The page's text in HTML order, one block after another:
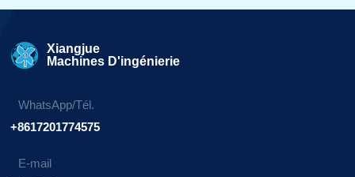
Xiangjue
Machines D'ingénierie
WhatsApp/Tél.
+8617201774575
E-mail